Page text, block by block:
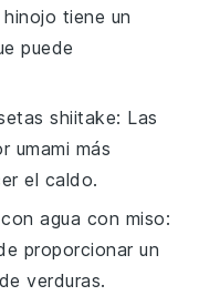
hinojo tiene un
puede
shiitake: Las
umami más
el caldo.
conagua con miso:
proporcionar un
verduras.